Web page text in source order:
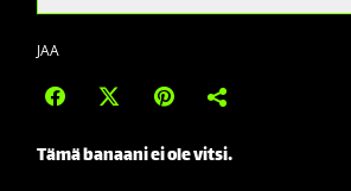
JAA
Tämä banaani ei ole vitsi.